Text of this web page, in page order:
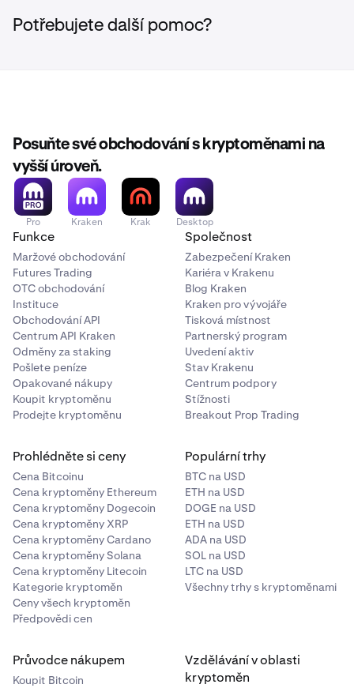
4
Přijměte aktualizované podmínky služby a potvrďte,
že se nenacházíte v USA ani nejste osobou s vazbou
na USA (U.S. Person).
5
Potvrďte svou aktuální adresu.
nebo vyžaduje ověření, může být nutné nahrát nový
doklad o adrese.
geografií a
zprostředkovateli
Transparentnost
Spoléhá na třetí
strany
základní prospekt s příslušnými závěrečnými
Potřebujete další pomoc?
Posuňte své obchodování s kryptoměnami na
vyšší úroveň.
Pro Kraken Krak Desktop
Funkce
Maržové obchodování
Futures Trading
OTC obchodování
Instituce
Obchodování API
Centrum API Kraken
Odměny za staking
Pošlete peníze
Opakované nákupy
Koupit kryptoměnu
Prodejte kryptoměnu
Společnost
Zabezpečení Kraken
Kariéra v Krakenu
Blog Kraken
Kraken pro vývojáře
Tisková místnost
Partnerský program
Uvedení aktiv
Stav Krakenu
Centrum podpory
Stížnosti
Breakout Prop Trading
Prohlédněte si ceny
Cena Bitcoinu
Cena kryptoměny Ethereum
Cena kryptoměny Dogecoin
Cena kryptoměny XRP
Cena kryptoměny Cardano
Cena kryptoměny Solana
Cena kryptoměny Litecoin
Kategorie kryptoměn
Ceny všech kryptoměn
Předpovědi cen
Populární trhy
BTC na USD
ETH na USD
DOGE na USD
ETH na USD
ADA na USD
SOL na USD
LTC na USD
Všechny trhy s kryptoměnami
Průvodce nákupem
Koupit Bitcoin
Vzdělávání v oblasti
kryptoměn